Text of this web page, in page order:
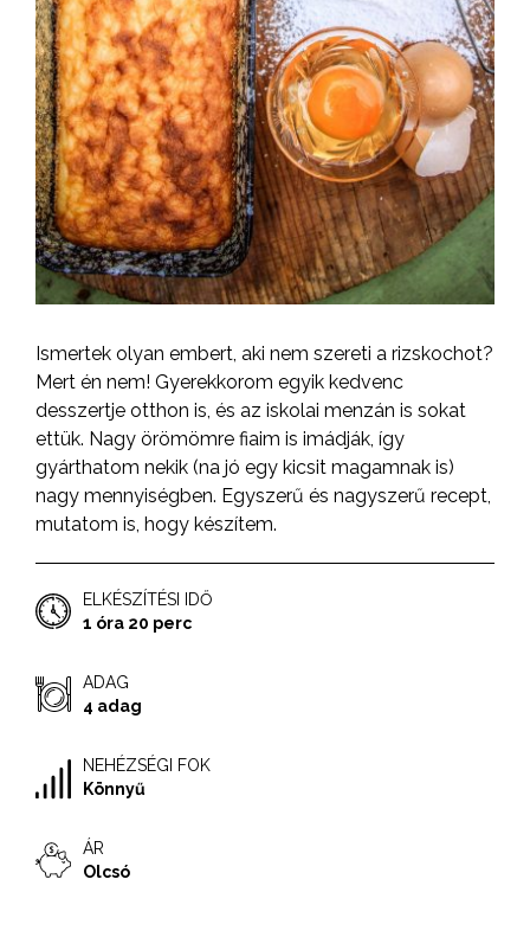
Ismertek olyan embert, aki nem szereti a rizskochot?
Mert én nem! Gyerekkorom egyik kedvenc
desszertje otthon is, és az iskolai menzán is sokat
ettük. Nagy örömömre fiaim is imádják, így
gyárthatom nekik (na jó egy kicsit magamnak is)
nagy mennyiségben. Egyszerű és nagyszerű recept,
mutatom is, hogy készítem.
ELKÉSZÍTÉSI IDŐ
1 óra 20 perc
ADAG
4 adag
NEHÉZSÉGI FOK
Könnyű
ÁR
Olcsó